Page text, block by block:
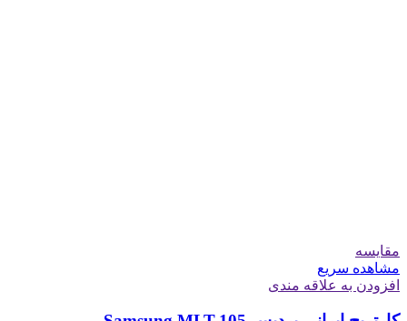
مقایسه
مشاهده سریع
افزودن به علاقه مندی